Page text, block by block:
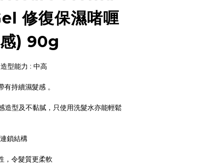
修復保濕啫喱
) 90g
型能力 : 中高
持續濕髮感 。
造型及不黏膩，只使用洗髮水亦能輕鬆
鎖結構
，令髮質更柔軟